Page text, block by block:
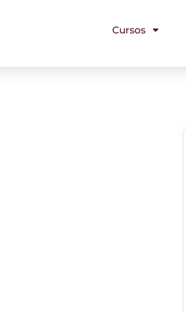
Cursos